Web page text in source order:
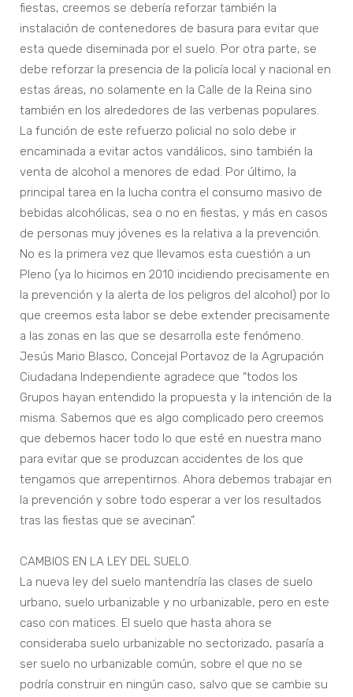
fiestas, creemos se debería reforzar también la
instalación de contenedores de basura para evitar que
esta quede diseminada por el suelo. Por otra parte, se
debe reforzar la presencia de la policía local y nacional en
estas áreas, no solamente en la Calle de la Reina sino
también en los alrededores de las verbenas populares.
La función de este refuerzo policial no solo debe ir
encaminada a evitar actos vandálicos, sino también la
venta de alcohol a menores de edad. Por último, la
principal tarea en la lucha contra el consumo masivo de
bebidas alcohólicas, sea o no en fiestas, y más en casos
de personas muy jóvenes es la relativa a la prevención.
No es la primera vez que llevamos esta cuestión a un
Pleno (ya lo hicimos en 2010 incidiendo precisamente en
la prevención y la alerta de los peligros del alcohol) por lo
que creemos esta labor se debe extender precisamente
a las zonas en las que se desarrolla este fenómeno.
Jesús Mario Blasco, Concejal Portavoz de la Agrupación
Ciudadana Independiente agradece que “todos los
Grupos hayan entendido la propuesta y la intención de la
misma. Sabemos que es algo complicado pero creemos
que debemos hacer todo lo que esté en nuestra mano
para evitar que se produzcan accidentes de los que
tengamos que arrepentirnos. Ahora debemos trabajar en
la prevención y sobre todo esperar a ver los resultados
tras las fiestas que se avecinan”.
CAMBIOS EN LA LEY DEL SUELO.
La nueva ley del suelo mantendría las clases de suelo
urbano, suelo urbanizable y no urbanizable, pero en este
caso con matices. El suelo que hasta ahora se
consideraba suelo urbanizable no sectorizado, pasaría a
ser suelo no urbanizable común, sobre el que no se
podría construir en ningún caso, salvo que se cambie su